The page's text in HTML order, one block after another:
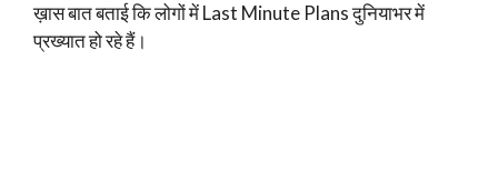
ख़ास बात बताई कि लोगों में Last Minute Plans दुनियाभर में
प्रख्यात हो रहे हैं।